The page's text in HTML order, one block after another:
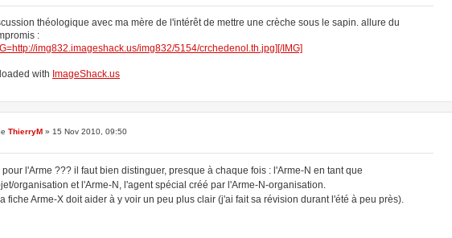
théologique avec ma mère de l'intérêt de mettre une crèche sous le sapin. allure du
:
img832.imageshack.us/img832/5154/crchedenol.th.jpg][/IMG]
with ImageShack.us
ThierryM » 15 Nov 2010, 09:50
pour l'Arme ??? il faut bien distinguer, presque à chaque fois : l'Arme-N en tant que
organisation et l'Arme-N, l'agent spécial créé par l'Arme-N-organisation.
fiche Arme-X doit aider à y voir un peu plus clair (j'ai fait sa révision durant l'été à peu près).